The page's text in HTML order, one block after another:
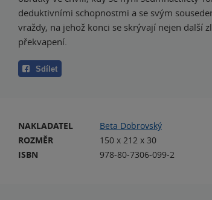
deduktivními schopnostmi a se svým
vraždy, na jehož konci se skrývají nejen další
překvapení.
Sdílet
NAKLADATEL
Beta Dobrovský
ROZMĚR
150 x 212 x 30
ISBN
978-80-7306-099-2